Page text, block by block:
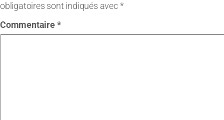
obligatoires sont indiqués avec*
Commentaire*